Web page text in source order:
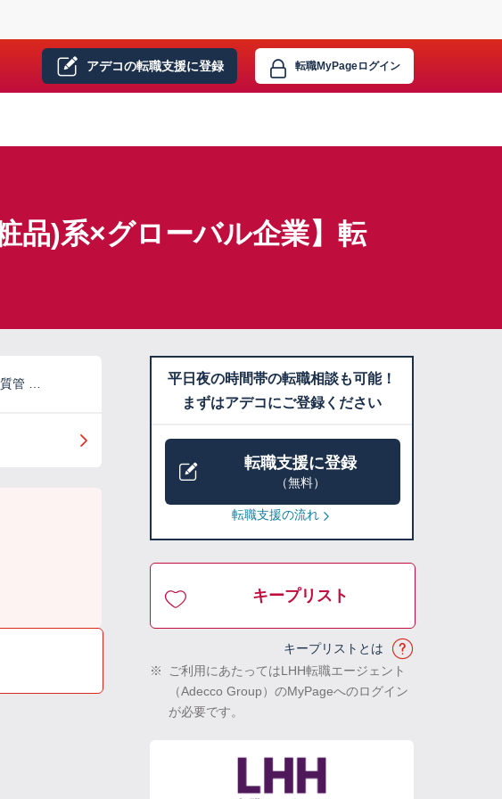
アデコの転職支援に登録 転職MyPageログイン
品)系×グローバル企業】転
管 …
平日夜の時間帯の転職相談も可能！
まずはアデコにご登録ください
転職支援に登録
（無料）
転職支援の流れ
キープリスト
キープリストとは
※
ご利用にあたってはLHH転職エージェント
（Adecco Group）のMyPageへのログイン
が必要です。